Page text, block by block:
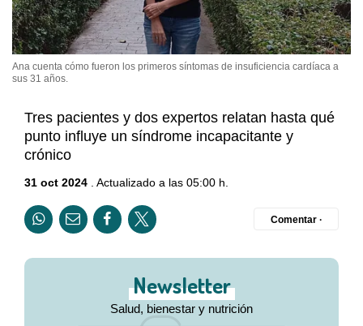
Ana cuenta cómo fueron los primeros síntomas de insuficiencia cardíaca a
sus 31 años.
Tres pacientes y dos expertos relatan hasta qué
punto influye un síndrome incapacitante y
crónico
31 oct 2024 . Actualizado a las 05:00 h.
Comentar ·
Newsletter
Salud, bienestar y nutrición